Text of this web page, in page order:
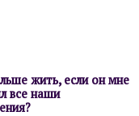
жить, если он мне
все наши